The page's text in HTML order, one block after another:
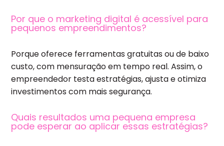
Por que o marketing digital é acessível para
pequenos empreendimentos?
Porque oferece ferramentas gratuitas ou de baixo
custo, com mensuração em tempo real. Assim, o
empreendedor testa estratégias, ajusta e otimiza
investimentos com mais segurança.
Quais resultados uma pequena empresa
pode esperar ao aplicar essas estratégias?